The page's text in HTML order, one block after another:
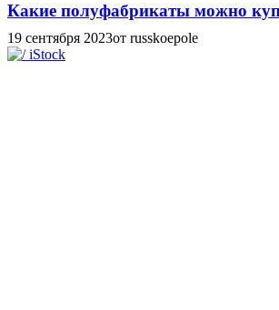
Какие полуфабрикаты можно
19 сентября 2023от russkoepole